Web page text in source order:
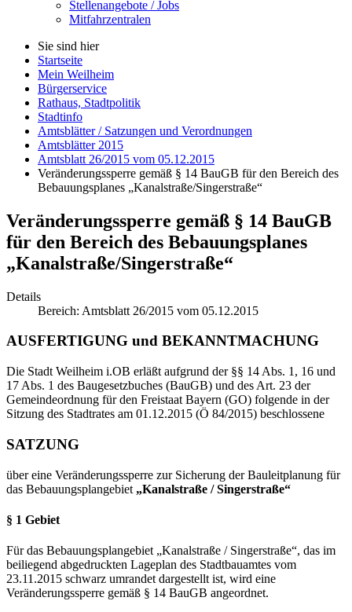
Stellenangebote / Jobs
Mitfahrzentralen
Sie sind hier
Startseite
Mein Weilheim
Bürgerservice
Rathaus, Stadtpolitik
Stadtinfo
Amtsblätter / Satzungen und Verordnungen
Amtsblätter 2015
Amtsblatt 26/2015 vom 05.12.2015
Veränderungssperre gemäß § 14 BauGB für den Bereich des
Bebauungsplanes „Kanalstraße/Singerstraße“
Veränderungssperre gemäß § 14 BauGB
für den Bereich des Bebauungsplanes
„Kanalstraße/Singerstraße“
Details
Bereich: Amtsblatt 26/2015 vom 05.12.2015
AUSFERTIGUNG und BEKANNTMACHUNG
Die Stadt Weilheim i.OB erläßt aufgrund der §§ 14 Abs. 1, 16 und
17 Abs. 1 des Baugesetzbuches (BauGB) und des Art. 23 der
Gemeindeordnung für den Freistaat Bayern (GO) folgende in der
Sitzung des Stadtrates am 01.12.2015 (Ö 84/2015) beschlossene
SATZUNG
über eine Veränderungssperre zur Sicherung der Bauleitplanung für
das Bebauungsplangebiet „Kanalstraße / Singerstraße“
§ 1 Gebiet
Für das Bebauungsplangebiet „Kanalstraße / Singerstraße“, das im
beiliegend abgedruckten Lageplan des Stadtbauamtes vom
23.11.2015 schwarz umrandet dargestellt ist, wird eine
Veränderungssperre gemäß § 14 BauGB angeordnet.